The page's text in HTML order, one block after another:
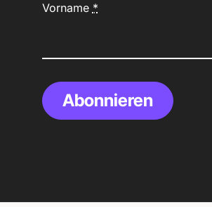
Vorname *
Abonnieren